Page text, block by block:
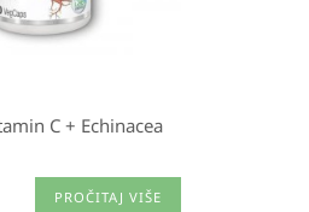
C + Echinacea
PROČITAJ VIŠE